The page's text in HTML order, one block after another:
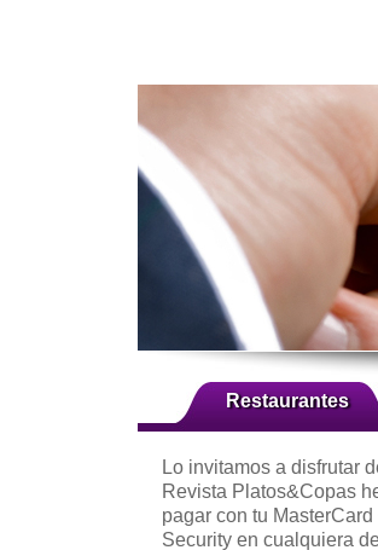
Restaurantes
Lo invitamos a disfrutar
Revista Platos&Copas
pagar con tu
Security en cualquiera